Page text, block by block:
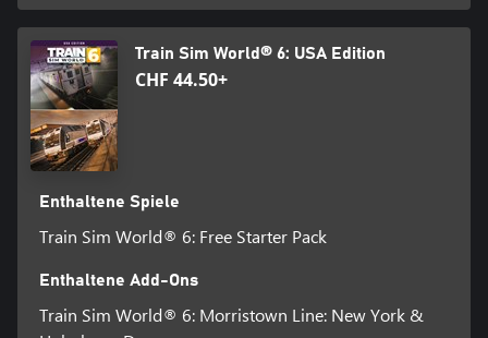
Train Sim World® 6: USA Edition
CHF 44.50+
Enthaltene Spiele
Train Sim World® 6: Free Starter Pack
Enthaltene Add-Ons
Train Sim World® 6: Morristown Line: New York &